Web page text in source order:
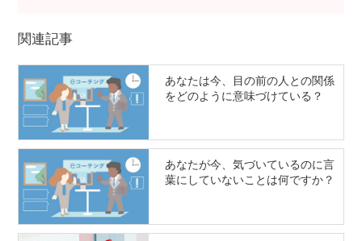
関連記事
あなたは今、目の前の人との関係
をどのように意味づけている？
あなたが今、気づいているのに言
葉にしていないことは何ですか？